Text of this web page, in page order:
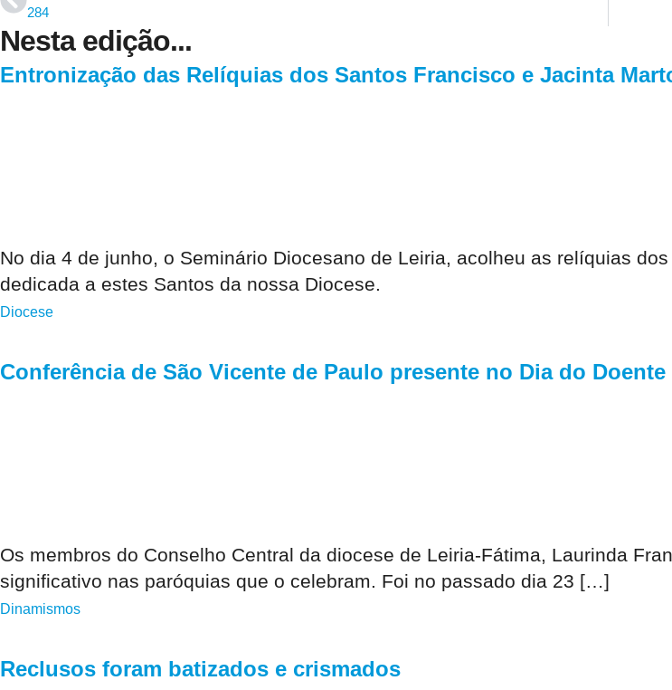
284
Nesta edição...
Entronização das Relíquias dos Santos Francisco e Jacinta
No dia 4 de junho, o Seminário Diocesano de Leiria, acolheu as relíquias
dedicada a estes Santos da nossa Diocese.
Diocese
Conferência de São Vicente de Paulo presente no Dia do
Os membros do Conselho Central da diocese de Leiria-Fátima, Laurinda
significativo nas paróquias que o celebram. Foi no passado dia 23 […]
Dinamismos
Reclusos foram batizados e crismados